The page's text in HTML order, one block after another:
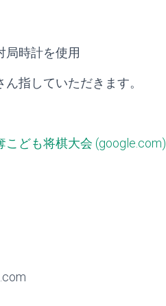
時計を使用
指していただきます。
ども将棋大会 (google.com)